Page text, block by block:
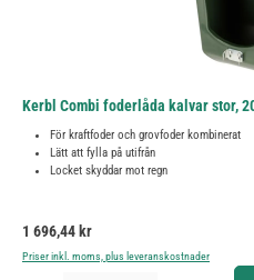
Kerbl Combi foderlåda kalvar stor,
För kraftfoder och grovfoder kombinerat
Lätt att fylla på utifrån
Locket skyddar mot regn
Ordinarie pris:
1 696,44 kr
Priser inkl. moms, plus leveranskostnader
Produktkvantitet: Ange önskat belopp eller